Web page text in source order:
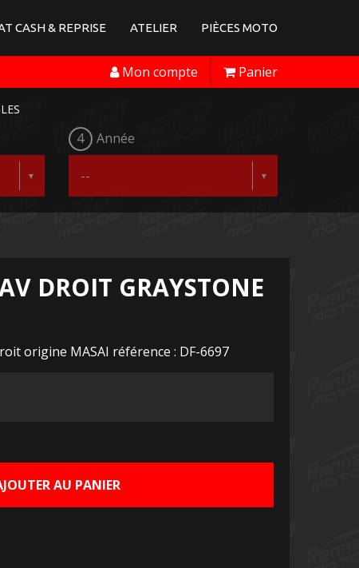
CASH & REPRISE ATELIER PIÈCES MOTO
Panier
Mon compte
4 Année
DROIT GRAYSTONE
origine MASAI référence : DF-6697
:
AU PANIER